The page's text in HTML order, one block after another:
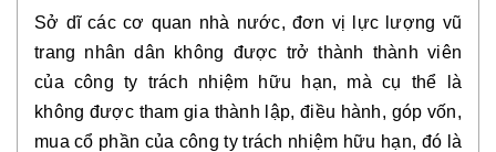
Sở dĩ các cơ quan nhà nước, đơn vị lực lượng vũ
trang nhân dân không được trở thành thành viên
của công ty trách nhiệm hữu hạn, mà cụ thể là
không được tham gia thành lập, điều hành, góp vốn,
mua cổ phần của công ty trách nhiệm hữu hạn, đó là